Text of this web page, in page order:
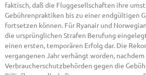
faktisch, daß die Fluggesellschaften ihre
Gebührenpraktiken bis zu einer endgültigen
fortsetzen können. Für Ryanair und
die ursprünglichen Strafen Berufung
einen ersten, temporären Erfolg dar. Die
vergangenen Jahr verhängt worden, nachdem
Verbraucherschutzbehörden gegen die